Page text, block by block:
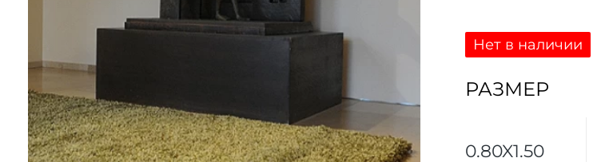
Нет в наличии
РАЗМЕР
0.80X1.50